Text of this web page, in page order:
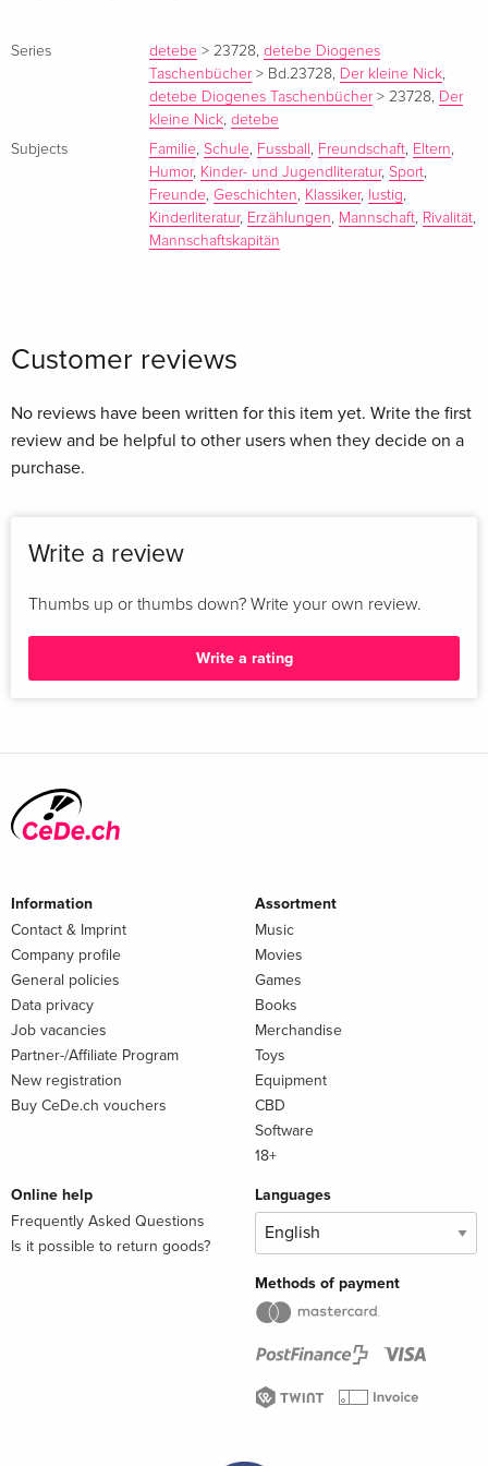
Summary
Wenn Nick und seine Bande Fußball spielen, muss jedes Mal
Adalbert, der Klassenerste, Schiedsrichter sein.
Streit vorprogrammiert. Aber das ist gar nichts im Vergleich
zu dem, was passiert, wenn die Eltern sich in das Match
begeistert.«
Report
»Die Geschichten vom kleinen Nick sind seit Jahrzehnten
Zeitung
Series detebe > 23728, detebe Diogenes
Taschenbücher> Bd.23728, Der kleine Nick,
detebe Diogenes Taschenbücher> 23728, Der
kleine Nick, detebe
Subjects
Familie, Schule, Fussball , Freundschaft, Eltern,
Humor, Kinder- und Jugendliteratur, Sport,
Freunde, Geschichten, Klassiker, lustig,
Kinderliteratur, Erzählungen, Mannschaft, Rivalität,
Mannschaftskapitän
Customer reviews
No reviews have been written for this item yet. Write the first
review and be helpful to other users when they decide on a
purchase.
Write a review
Thumbs up or thumbs down? Write your own review.
Write a rating
Information
Contact & Imprint
Company profile
General policies
Data privacy
Job vacancies
Partner-/Affiliate Program
New registration
Buy CeDe.ch vouchers
Assortment
Music
Movies
Games
Books
Merchandise
Toys
Equipment
CBD
Software
18+
Online help
Frequently Asked Questions
Is it possible to return goods?
Languages
Methods of payment